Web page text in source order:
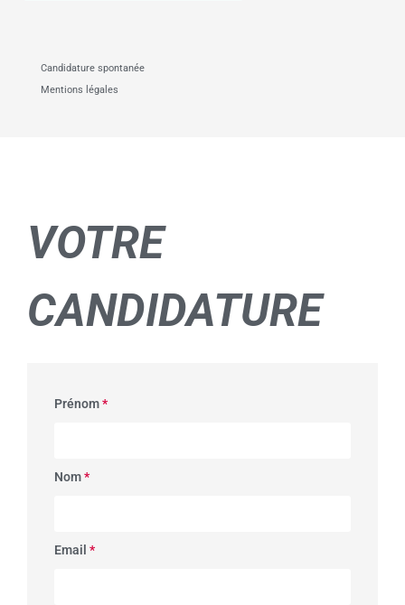
Candidature spontanée
Mentions légales
VOTRE
CANDIDATURE
Prénom*
Nom*
Email *